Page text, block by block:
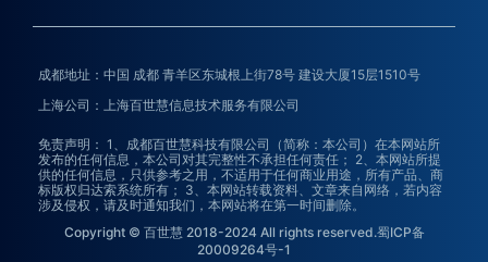
成都地址：中国 成都 青羊区东城根上街78号 建设大厦15层1510号
上海公司：上海百世慧信息技术服务有限公司
免责声明： 1、成都百世慧科技有限公司（简称：本公司）在本网站所
发布的任何信息，本公司对其完整性不承担任何责任； 2、本网站所提
供的任何信息，只供参考之用，不适用于任何商业用途，所有产品、商
标版权归达索系统所有； 3、本网站转载资料、文章来自网络，若内容
涉及侵权，请及时通知我们，本网站将在第一时间删除。
Copyright © 百世慧 2018-2024 All rights reserved.蜀ICP备
20009264号-1